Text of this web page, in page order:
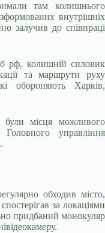
там колишнього
внутрішніх
залучив до співпраці
рф, колишній силовик
та маршрути руху
обороняють Харків,
місця можливого
Головного управління
обходив місто,
за локаціями
придбаний монокуляр